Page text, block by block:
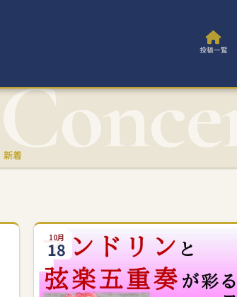
投稿一覧
新着
10月
18